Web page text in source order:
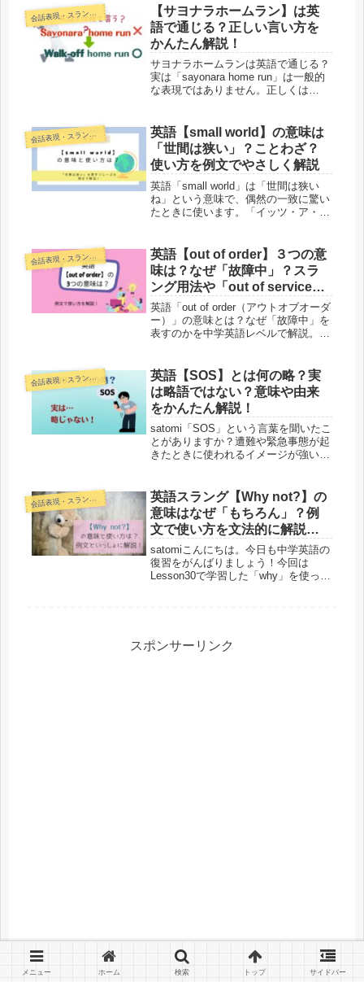
で、大人のやり直し英語向けに徹底解
説します。
会話表現・スラング・ことわざ
【サヨナラホームラン】は英
語で通じる？正しい言い方を
かんたん解説！
サヨナラホームランは英語で通じる？
実は「sayonara home run」は一般的
な表現ではありません。正しくは
会話表現・スラング・ことわざ
英語【small world】の意味は
「世間は狭い」？ことわざ？
使い方を例文でやさしく解説
英語「small world」は「世間は狭い
ね」という意味で、偶然の一致に驚い
たときに使います。「イッツ・ア・ス
会話表現・スラング・ことわざ
英語【out of order】３つの意
味は？なぜ「故障中」？スラ
ング用法や「out of service」
との違いも解説
英語「out of order（アウトオブオーダ
ー）」の意味とは？なぜ「故障中」を
表すのかを中学英語レベルで解説。ス
明します。
会話表現・スラング・ことわざ
英語【SOS】とは何の略？実
は略語ではない？意味や由来
をかんたん解説！
satomi「SOS」という言葉を聞いたこ
とがありますか？遭難や緊急事態が起
きたときに使われるイメージが強いで
あります。そんなおなじみのSOSです
が、「これって、何の略なの...
会話表現・スラング・ことわざ
英語スラング【Why not?】の
意味はなぜ「もちろん」？例
文で使い方を文法的に解説！‐
Lesson31
satomiこんにちは。今日も中学英語の
復習をがんばりましょう！今回は
Lesson30で学習した「why」を使った
スポンサーリンク
メニュー ホーム 検索 トップ サイドバー